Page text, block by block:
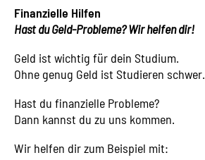
Finanzielle Hilfen
Hast du Geld-Probleme? Wir helfen dir!
Geld ist wichtig für dein Studium.
Ohne genug Geld ist Studieren schwer.
Hast du finanzielle Probleme?
Dann kannst du zu uns kommen.
Wir helfen dir zum Beispiel mit: